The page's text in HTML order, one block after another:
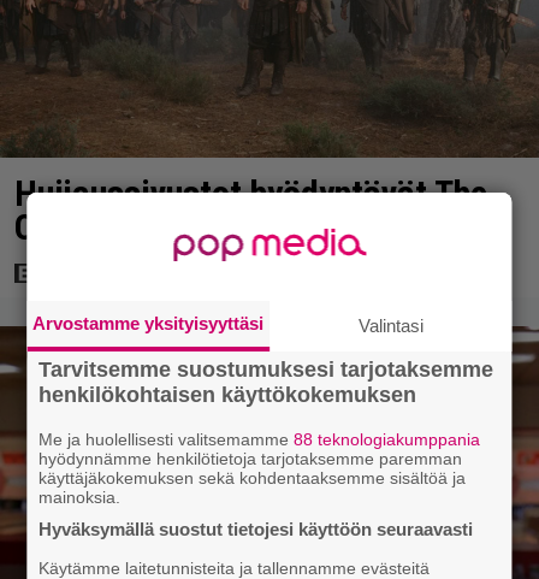
Huijaussivustot hyödyntävät The
Odyssey -elokuvan suosiota
Arvostamme yksityisyyttäsi Valintasi
Tarvitsemme suostumuksesi tarjotaksemme
henkilökohtaisen käyttökokemuksen
Me ja huolellisesti valitsemamme88 teknologiakumppania
hyödynnämme henkilötietoja tarjotaksemme paremman
käyttäjäkokemuksen sekä kohdentaaksemme sisältöä ja
mainoksia.
Hyväksymällä suostut tietojesi käyttöön seuraavasti
Käytämme laitetunnisteita ja tallennamme evästeitä